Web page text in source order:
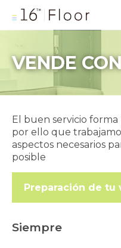
VENDE
El buen servicio
por ello que
aspectos necesarios
posible
Preparación de tu
Siempre